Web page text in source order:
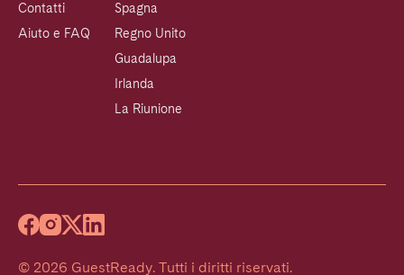
Contatti
Aiuto e FAQ
Spagna
Regno Unito
Guadalupa
Irlanda
La Riunione
© 2026 GuestReady. Tutti i diritti riservati.